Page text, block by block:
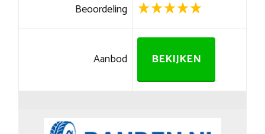
Beoordeling
Aanbod BEKIJKEN